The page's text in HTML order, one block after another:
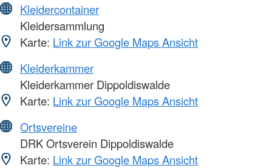
Kleidercontainer
Kleidersammlung
Karte: Link zur Google Maps Ansicht
Kleiderkammer
Kleiderkammer Dippoldiswalde
Karte: Link zur Google Maps Ansicht
Ortsvereine
DRK Ortsverein Dippoldiswalde
Karte: Link zur Google Maps Ansicht